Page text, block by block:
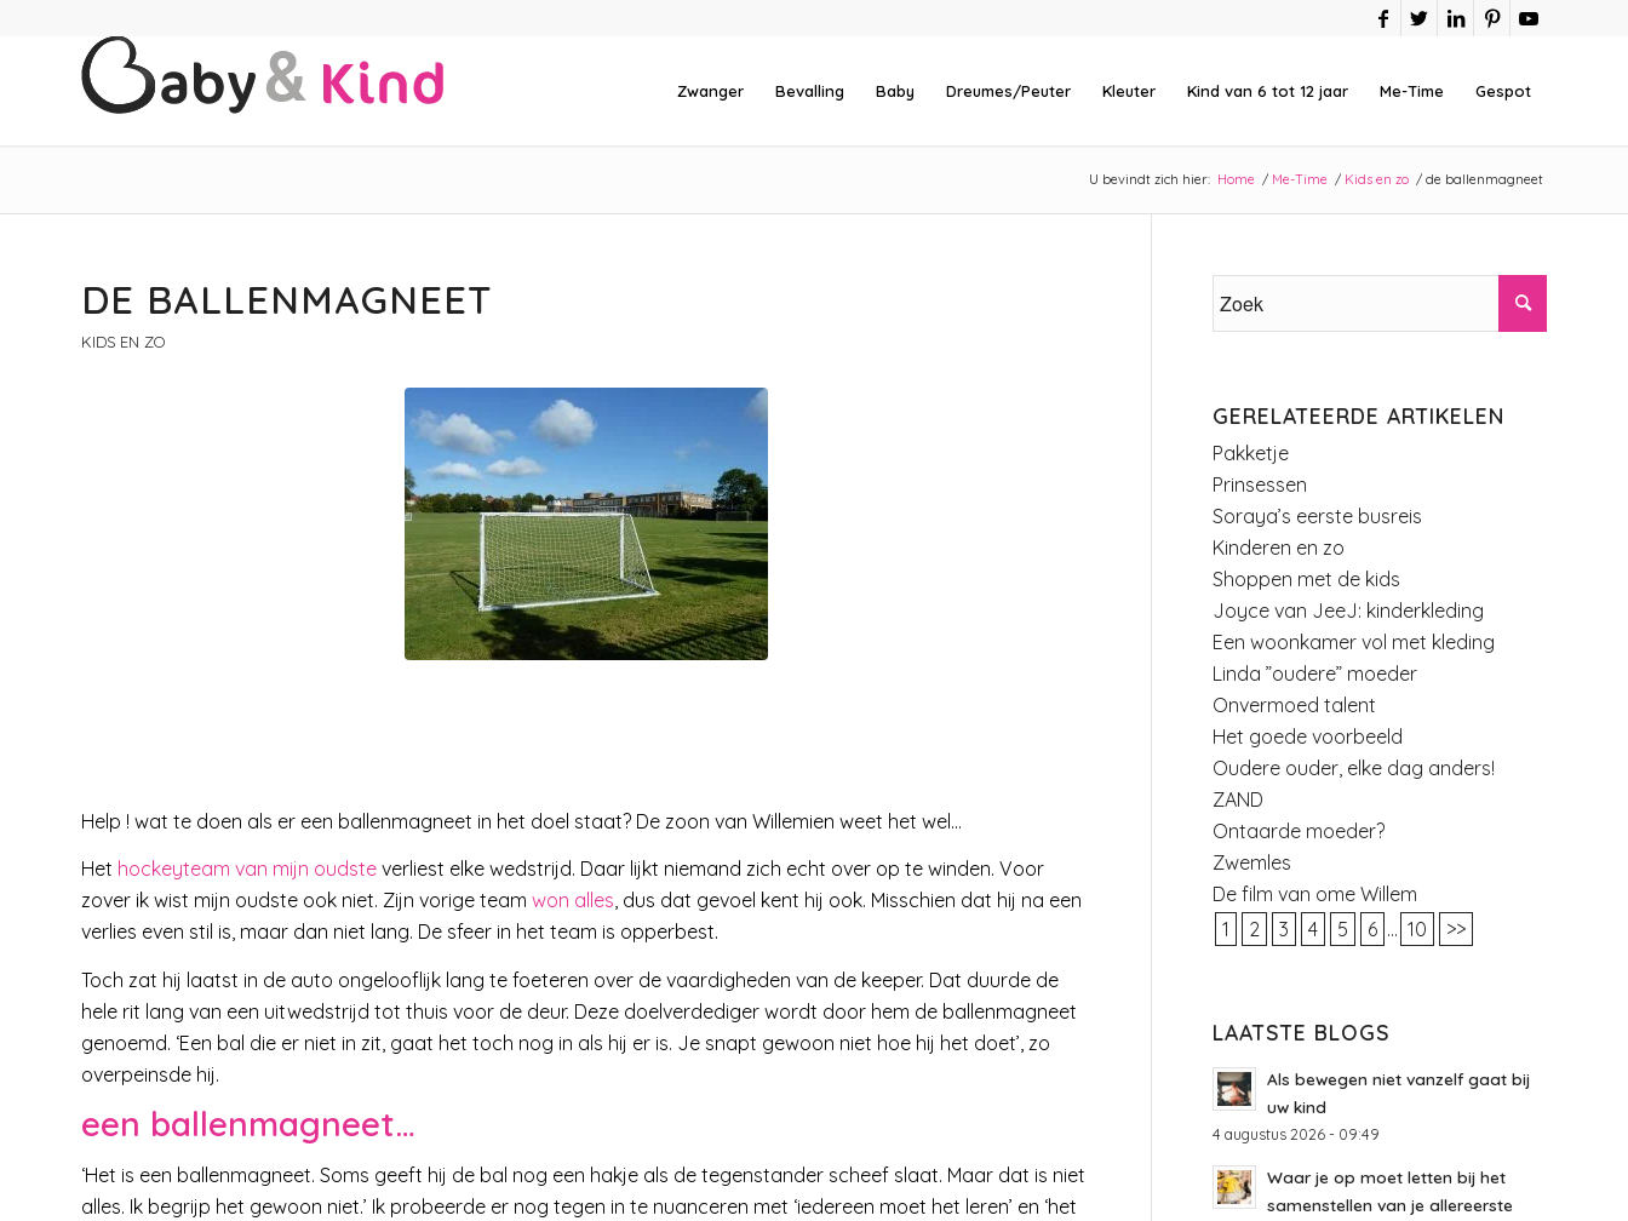
Zwanger Bevalling Baby Dreumes/Peuter Kleuter Kind van 6 tot 12 jaar Me-Time Gespot
U bevindt zich hier: Home / Me-Time / Kids en zo / de ballenmagneet
DE BALLENMAGNEET
KIDS EN ZO
Help ! wat te doen als er een ballenmagneet in het doel staat? De zoon van Willemien weet het wel…
Het hockeyteam van mijn oudste verliest elke wedstrijd. Daar lijkt niemand zich echt over op te winden. Voor
zover ik wist mijn oudste ook niet. Zijn vorige team won alles, dus dat gevoel kent hij ook. Misschien dat hij na een
verlies even stil is, maar dan niet lang. De sfeer in het team is opperbest.
Toch zat hij laatst in de auto ongelooflijk lang te foeteren over de vaardigheden van de keeper. Dat duurde de
hele rit lang van een uitwedstrijd tot thuis voor de deur. Deze doelverdediger wordt door hem de ballenmagneet
genoemd. ‘Een bal die er niet in zit, gaat het toch nog in als hij er is. Je snapt gewoon niet hoe hij het doet’, zo
overpeinsde hij.
een ballenmagneet…
‘Het is een ballenmagneet. Soms geeft hij de bal nog een hakje als de tegenstander scheef slaat. Maar dat is niet
alles. Ik begrijp het gewoon niet.’ Ik probeerde er nog tegen in te nuanceren met ‘iedereen moet het leren’ en ‘het
GERELATEERDE ARTIKELEN
Pakketje
Prinsessen
Soraya’s eerste busreis
Kinderen en zo
Shoppen met de kids
Joyce van JeeJ: kinderkleding
Een woonkamer vol met kleding
Linda ”oudere” moeder
Onvermoed talent
Het goede voorbeeld
Oudere ouder, elke dag anders!
ZAND
Ontaarde moeder?
Zwemles
De film van ome Willem
1
2 3 4 5 6 ... 10 >>
LAATSTE BLOGS
Als bewegen niet vanzelf gaat bij
uw kind
4 augustus 2026 - 09:49
Waar je op moet letten bij het
samenstellen van je allereerste